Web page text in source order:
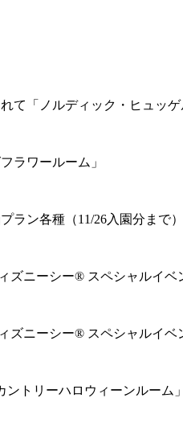
て「ノルディック・ヒュッゲ
ラワールーム」
ラン各種（11/26入園分まで）
ズニーシー® スペシャルイ
ズニーシー® スペシャルイ
トリーハロウィーンルーム」